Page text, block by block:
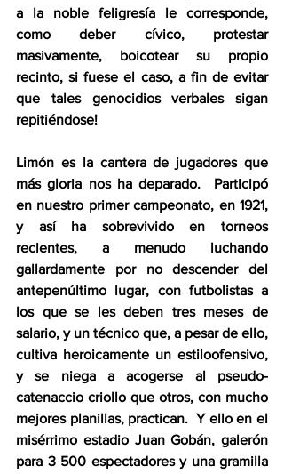
a la noble feligresía le corresponde,
como deber cívico, protestar
masivamente, boicotear su propio
recinto, si fuese el caso, a fin de evitar
que tales genocidios verbales sigan
repitiéndose!
Limón es la cantera de jugadores que
más gloria nos ha deparado.  Participó
en nuestro primer campeonato, en 1921,
y así ha sobrevivido en torneos
recientes, a menudo luchando
gallardamente por no descender del
antepenúltimo lugar, con futbolistas a
los que se les deben tres meses de
salario, y un técnico que, a pesar de ello,
cultiva heroicamente un estiloofensivo,
y se niega a acogerse al pseudo-
catenaccio criollo que otros, con mucho
mejores planillas, practican.  Y ello en el
misérrimo estadio Juan Gobán, galerón
para 3 500 espectadores y una gramilla